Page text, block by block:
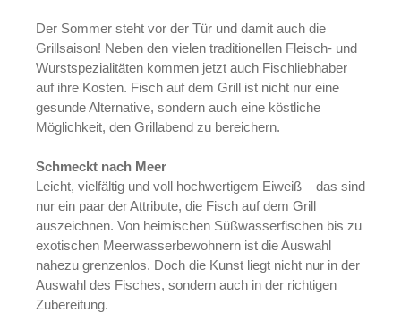
Der Sommer steht vor der Tür und damit auch die
Grillsaison! Neben den vielen traditionellen Fleisch- und
Wurstspezialitäten kommen jetzt auch Fischliebhaber
auf ihre Kosten. Fisch auf dem Grill ist nicht nur eine
gesunde Alternative, sondern auch eine köstliche
Möglichkeit, den Grillabend zu bereichern.
Schmeckt nach Meer
Leicht, vielfältig und voll hochwertigem Eiweiß – das sind
nur ein paar der Attribute, die Fisch auf dem Grill
auszeichnen. Von heimischen Süßwasserfischen bis zu
exotischen Meerwasserbewohnern ist die Auswahl
nahezu grenzenlos. Doch die Kunst liegt nicht nur in der
Auswahl des Fisches, sondern auch in der richtigen
Zubereitung.